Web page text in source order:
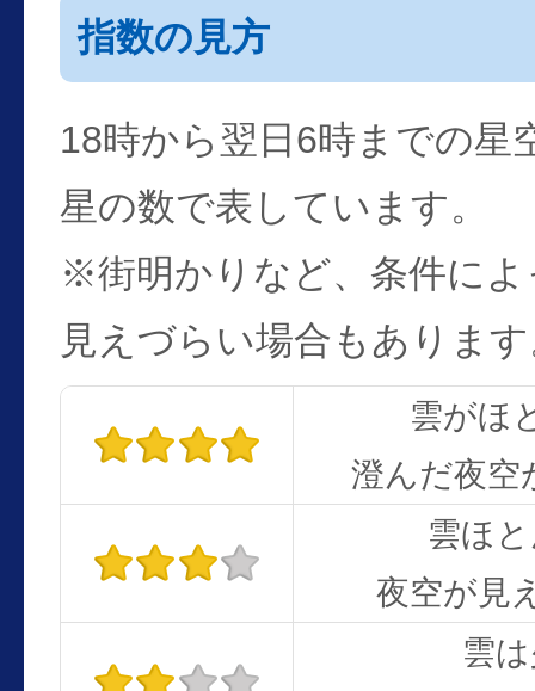
指数の見方
18時から翌日6時までの星
星の数で表しています。
※街明かりなど、条件に
見えづらい場合もありま
雲がほ
澄んだ夜空
雲ほ
夜空が見
雲